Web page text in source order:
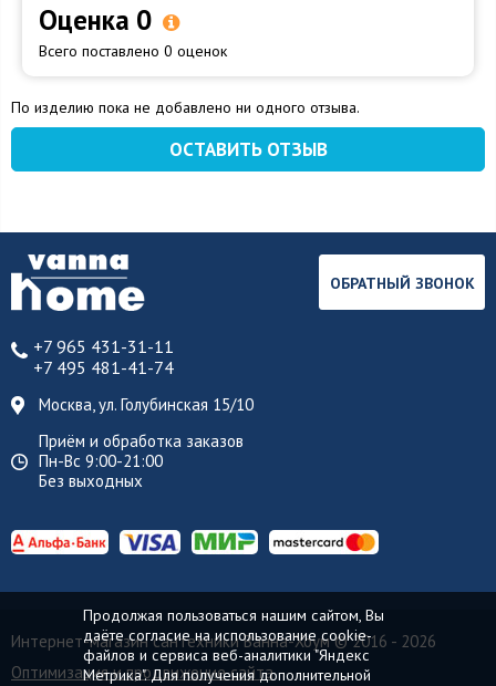
Оценка 0
Всего поставлено 0 оценок
По изделию пока не добавлено ни одного отзыва.
ОСТАВИТЬ ОТЗЫВ
+7 965 431-31-11
+7 495 481-41-74
Москва, ул. Голубинская 15/10
Приём и обработка заказов
Пн-Вс 9:00-21:00
Без выходных
ОБРАТНЫЙ ЗВОНОК
Интернет-магазин сантехники Ванна-Хоум© 2016 - 2026
Оптимизация и продвижение сайта
Продолжая пользоваться нашим сайтом, Вы
даёте согласие на использование cookie-
файлов и сервиса веб-аналитики "Яндекс
Метрика". Для получения дополнительной